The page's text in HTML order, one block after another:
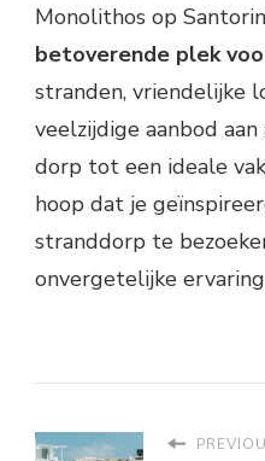
Monolithos op
betoverende plek
stranden, vriendelijke
veelzijdige aanbod
dorp tot een ideale
hoop dat je
stranddorp te
onvergetelijke